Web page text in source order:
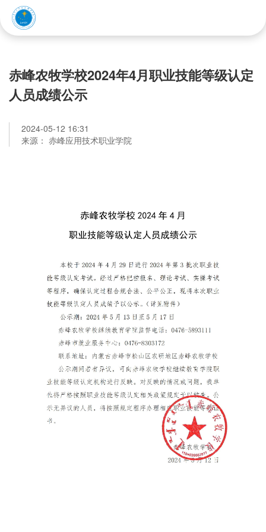
赤峰农牧学校2024年4月职业技能等级认定
人员成绩公示
2024-05-12 16:31
来源： 赤峰应用技术职业学院